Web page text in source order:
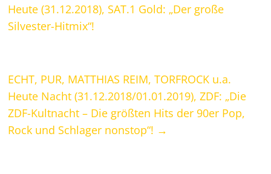
Heute (31.12.2018), SAT.1 Gold: „Der große
Silvester-Hitmix“!
ECHT, PUR, MATTHIAS REIM, TORFROCK u.a.
Heute Nacht (31.12.2018/01.01.2019), ZDF: „Die
ZDF-Kultnacht – Die größten Hits der 90er Pop,
Rock und Schlager nonstop“! →